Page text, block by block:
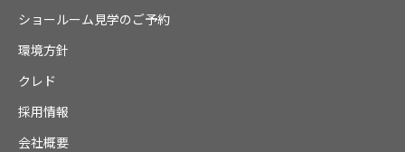
ショールーム見学のご予約
環境方針
クレド
採用情報
会社概要